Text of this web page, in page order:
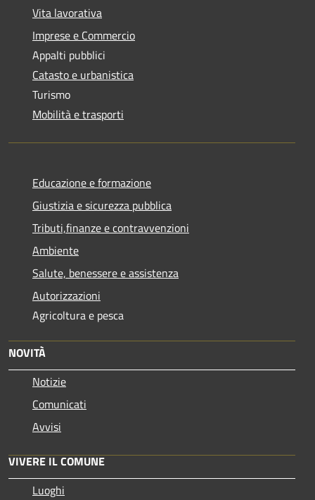
Vita lavorativa
Imprese e Commercio
Appalti pubblici
Catasto e urbanistica
Turismo
Mobilità e trasporti
Educazione e formazione
Giustizia e sicurezza pubblica
Tributi,finanze e contravvenzioni
Ambiente
Salute, benessere e assistenza
Autorizzazioni
Agricoltura e pesca
NOVITÀ
Notizie
Comunicati
Avvisi
VIVERE IL COMUNE
Luoghi